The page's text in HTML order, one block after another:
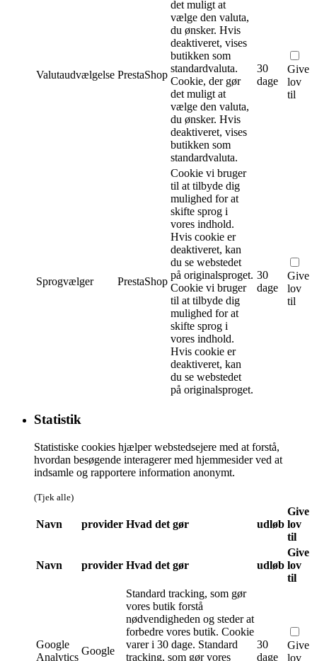
Valutaudvælgelse PrestaShop
det muligt at
vælge den valuta,
du ønsker. Hvis
deaktiveret, vises
butikken som
standardvaluta.
Cookie, der gør
det muligt at
vælge den valuta,
du ønsker. Hvis
deaktiveret, vises
butikken som
standardvaluta.
30
dage
Give
lov
til
Sprogvælger PrestaShop
Cookie vi bruger
til at tilbyde dig
mulighed for at
skifte sprog i
vores indhold.
Hvis cookie er
deaktiveret, kan
du se webstedet
på originalsproget.
Cookie vi bruger
til at tilbyde dig
mulighed for at
skifte sprog i
vores indhold.
Hvis cookie er
deaktiveret, kan
du se webstedet
på originalsproget.
30
dage
Give
lov
til
Statistik
Statistiske cookies hjælper webstedsejere med at forstå,
hvordan besøgende interagerer med hjemmesider ved at
indsamle og rapportere information anonymt.
(Tjek alle)
Navn provider Hvad det gør udløb
Give
lov
til
Navn provider Hvad det gør udløb
Give
lov
til
Google
Analytics
Google
Standard tracking, som gør
vores butik forstå
nødvendigheden og steder at
forbedre vores butik. Cookie
varer i 30 dage. Standard
tracking, som gør vores
30
dage
Give
lov